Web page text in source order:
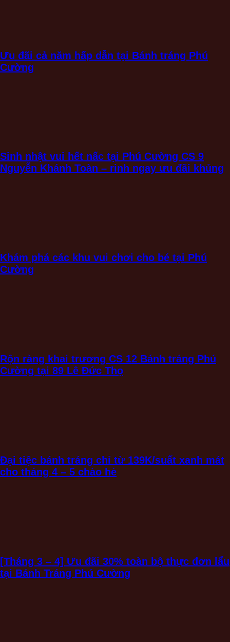
Ưu đãi cả năm hấp dẫn tại Bánh tráng Phú
Cường
Sinh nhật vui hết nấc tại Phú Cường CS 9
Nguyễn Khánh Toàn – rinh ngay ưu đãi khủng
Khám phá các khu vui chơi cho bé tại Phú
Cường
Rộn ràng khai trương CS 12 Bánh tráng Phú
Cường tại 89 Lê Đức Thọ
Đại tiệc bánh tráng chỉ từ 139K/suất xanh mát
cho tháng 4 – 5 chào hè
[Tháng 3 – 4] Ưu đãi 30% toàn bộ thực đơn lẩu
tại Bánh Tráng Phú Cường